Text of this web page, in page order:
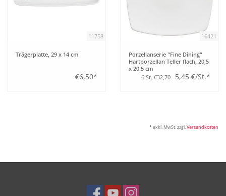
11758
Trägerplatte, 29 x 14 cm
€6,50*
16421
Porzellanserie "Fine Dining"
Hartporzellan Teller flach, 20,5
x 20,5 cm
6 St. €32,70
5,45 €/St.*
* exkl. MwSt. zzgl.Versandkosten